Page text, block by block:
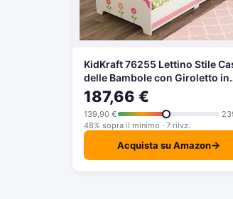
KidKraft 76255 Lettino Stile
delle Bambole con Giroletto in
Legno, Mobili per Camera da
per Bambini
187,66 €
139,90 €
48% sopra il minimo · 7 rilvz.
Acquista su Amazon→